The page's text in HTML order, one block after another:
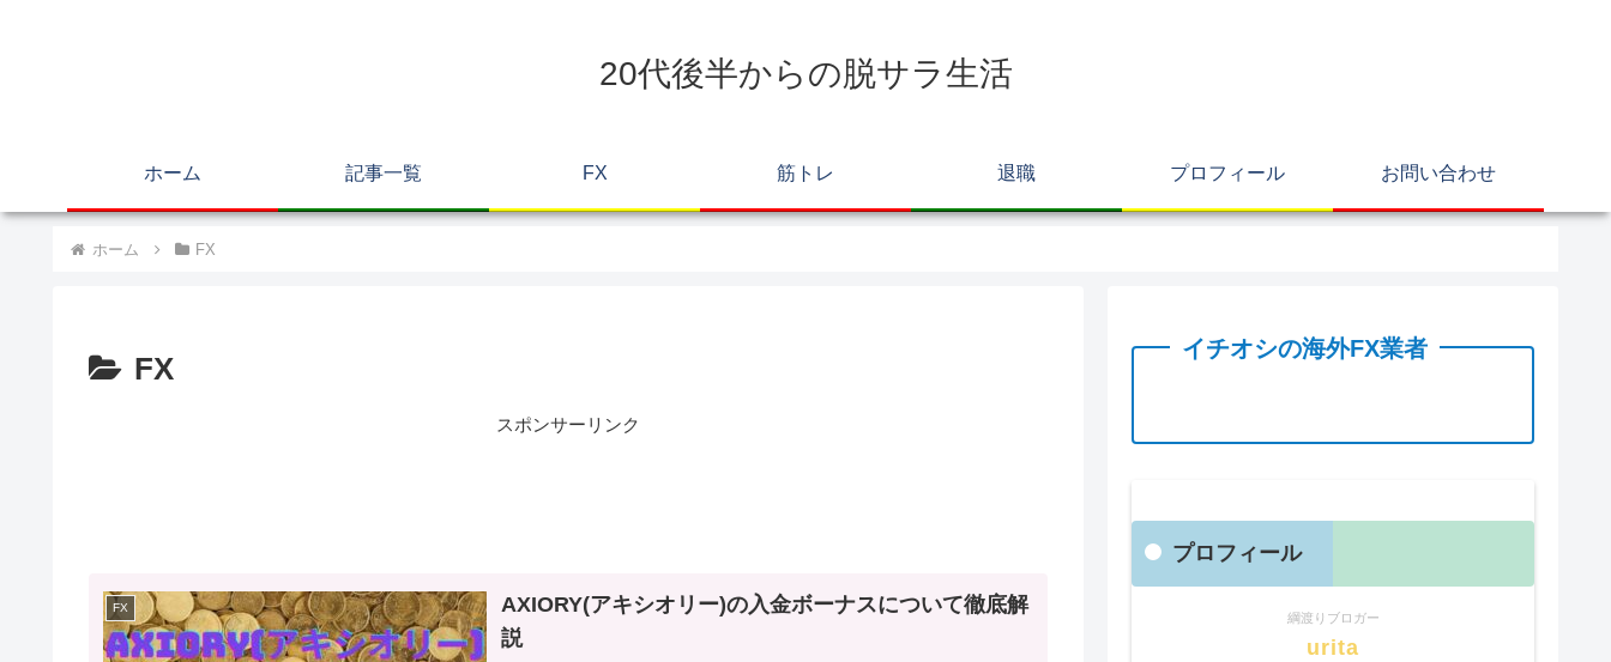
20代後半からの脱サラ生活
ホーム 記事一覧 FX 筋トレ 退職 プロフィール お問い合わせ
ホーム FX
FX
スポンサーリンク
FX
AXIORY(アキシオリー)の入金ボーナスについて徹底解
説
イチオシの海外FX業者
プロフィール
綱渡りブロガー
urita